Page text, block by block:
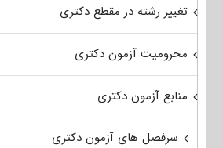
تغییر رشته در مقطع دکتری
محرومیت آزمون دکتری
منابع آزمون دکتری
سرفصل های آزمون دکتری